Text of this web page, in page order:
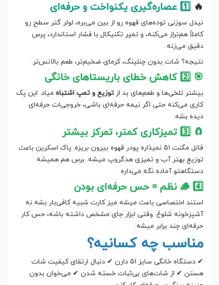
🔥 1️⃣ عصاره‌گیری یکنواخت و حرفه‌ای
نیدل سوزنی توده‌های قهوه رو از بین می‌بره، لولر گتر سطح رو
کاملاً هم‌تراز می‌کنه، و تمپر تکنیکال با فشار استاندارد، پرس
دقیق می‌زنه.
نتیجه؟ شات بدون چنلینگ، کرمای ضخیم‌تر، طعم بالانس‌تر.
🎯 2️⃣ کاهش خطای باریستاهای خانگی
بیشتر تلخی‌ها و طعم‌های بد از توزیع و تمپ اشتباه میاد. این پک
کاری می‌کنه حتی اگر نیمه حرفه‌ای باشی، خروجی‌ات حرفه‌ای
دیده بشه.
🧲 3️⃣ تمیزکاری کمتر، تمرکز بیشتر
فانل مگنت 51 نمیذاره پودر قهوه بیرون بریزه. پاک اسکرین باعث
توزیع بهتر آب و تمیزی هدگروپ میشه. برس هم همیشه
دستگاهتو آماده نگه می‌داره.
🪵 4️⃣ نظم = حس حرفه‌ای بودن
استند اختصاصی باعث میشه میز کارت شبیه کافی‌بار بشه نه
آشپزخونه شلوغ. وقتی ابزار جای مشخص داشته باشه، حس کار
حرفه‌ای چند برابر میشه.
مناسب چه کسانیه؟
✔ دستگاه خانگی سایز 51 دارن ✔ دنبال ارتقای کیفیت شات
هستن ✔ از شات‌های بی‌ثبات خسته شدن ✔ می‌خوان بدون